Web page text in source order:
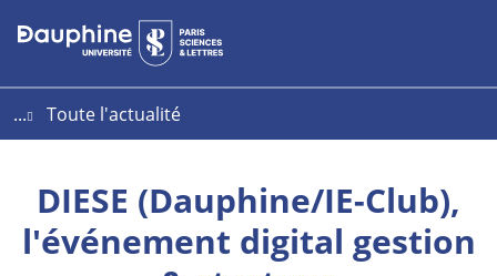
Aller
au
Aller
au
Plan
du
...
Toute l'actualité
DIESE (Dauphine/IE-Club),
l'événement digital gestion